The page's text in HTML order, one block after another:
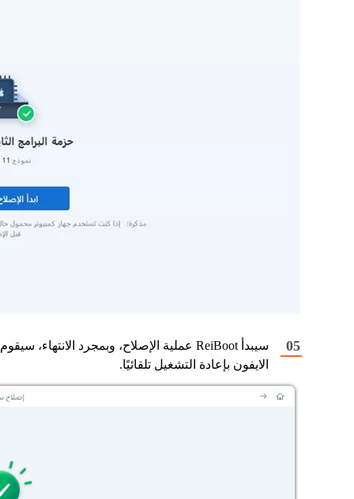
سيبدأ ReiBoot عملية الإصلاح، وبمجرد الانتهاء، سيقوم
الايفون بإعادة التشغيل تلقائيًا.